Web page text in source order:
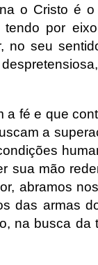
o Cristo é
por
no seu
a fé e que
a
sua mão
abramos
das armas
na busca